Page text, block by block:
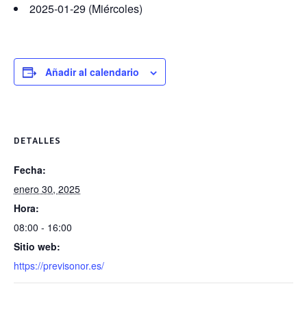
2025-01-29 (Miércoles)
Añadir al calendario
DETALLES
Fecha:
enero 30, 2025
Hora:
08:00 - 16:00
Sitio web:
https://previsonor.es/